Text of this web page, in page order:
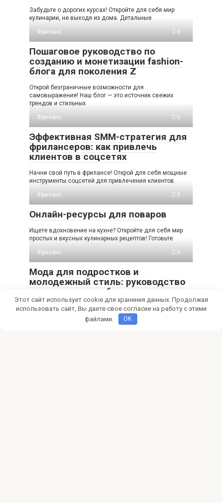
Забудьте о дорогих курсах! Откройте для себя мир
кулинарии, не выходя из дома. Детальные
Фриланс
0
Пошаговое руководство по
созданию и монетизации fashion-
блога для поколения Z
Открой безграничные возможности для
самовыражения! Наш блог — это источник свежих
трендов и стильных
Фриланс
0
Эффективная SMM-стратегия для
фрилансеров: как привлечь
клиентов в соцсетях
Начни свой путь в фрилансе! Открой для себя мощные
инструменты соцсетей для привлечения клиентов.
Фриланс
0
Онлайн-ресурсы для поваров
Ищете вдохновение на кухне? Откройте для себя мир
простых и вкусных кулинарных рецептов! Готовьте
Фриланс
0
Мода для подростков и
молодежный стиль: руководство
по монетизации блога
Мечтаешь о модном блоге и доходе? Узнай, как создать
успешный fashion-блог для подростков, привлечь
Этот сайт использует cookie для хранения данных. Продолжая
использовать сайт, Вы даете свое согласие на работу с этими
файлами.
OK